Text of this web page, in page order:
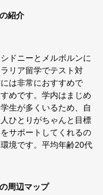
紹介
ドニーとメルボルンに
リア留学でテスト対
は非常におすすめで
めです。学内はまじめ
生が多くいるため、自
ひとりがちゃんと目標
サポートしてくれるの
境です。平均年齢20代
周辺マップ